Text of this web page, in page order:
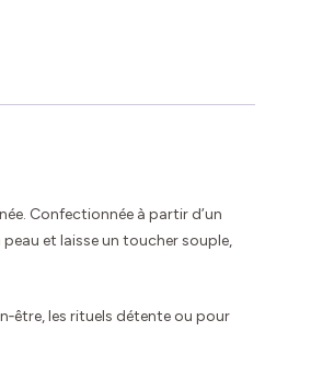
Confectionnée à partir d’un
et laisse un toucher souple,
les rituels détente ou pour